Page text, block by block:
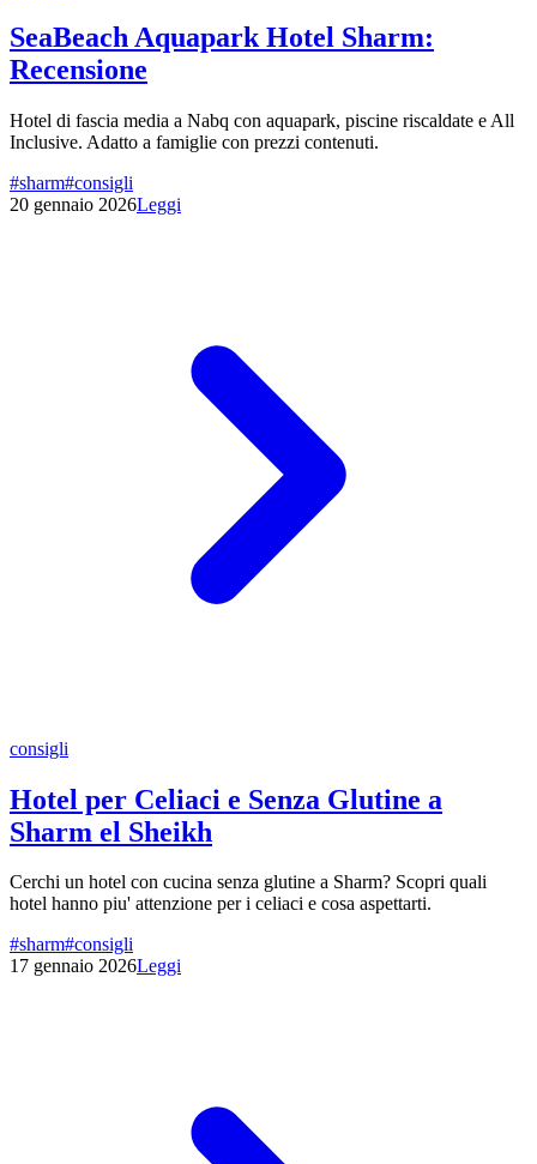
SeaBeach Aquapark Hotel Sharm:
Recensione
Hotel di fascia media a Nabq con aquapark, piscine riscaldate e All
Inclusive. Adatto a famiglie con prezzi contenuti.
#sharm#consigli
20 gennaio 2026Leggi
consigli
Hotel per Celiaci e Senza Glutine a
Sharm el Sheikh
Cerchi un hotel con cucina senza glutine a Sharm? Scopri quali
hotel hanno piu' attenzione per i celiaci e cosa aspettarti.
#sharm#consigli
17 gennaio 2026Leggi